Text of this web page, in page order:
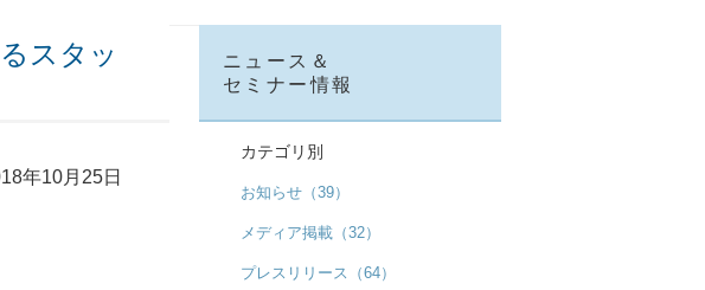
スタッ
年10月25日
ニュース＆
セミナー情報
カテゴリ別
お知らせ（39）
メディア掲載（32）
プレスリリース（64）